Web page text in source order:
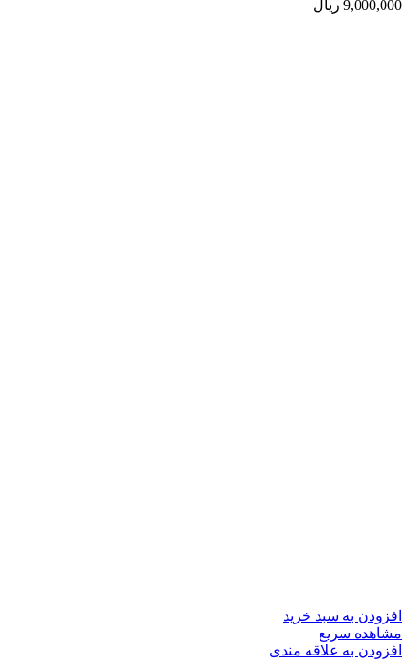
9,000,000 ریال
افزودن به سبد خرید
مشاهده سریع
افزودن به علاقه مندی